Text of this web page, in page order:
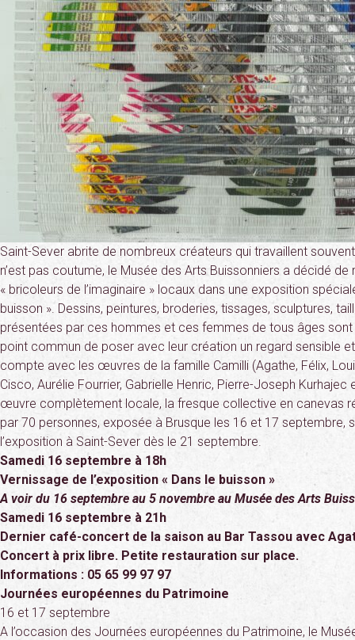
Saint-Sever abrite de nombreux créateurs qui travaillent
n’est pas coutume, le Musée des Arts Buissonniers a décidé
« bricoleurs de l’imaginaire » locaux dans une exposition
buisson ». Dessins, peintures, broderies, tissages, sculptures,
présentées par ces hommes et ces femmes de tous âges
point commun de poser avec leur création un regard sensible
compte avec les œuvres de la famille Camilli (Agathe, Félix,
Cisco, Aurélie Fourrier, Gabrielle Henric, Pierre-Joseph
œuvre complètement locale, la fresque collective en canevas
par 70 personnes, exposée à Brusque les 16 et 17 septembre,
l’exposition à Saint-Sever dès le 21 septembre.
Samedi 16 septembre à 18h
Vernissage de l’exposition « Dans le buisson »
A voir du 16 septembre au 5 novembre au Musée des Arts
Samedi 16 septembre à 21h
Dernier café-concert de la saison au Bar Tassou avec
Concert à prix libre. Petite restauration sur place.
Informations : 05 65 99 97 97
Journées européennes du Patrimoine
16 et 17 septembre
A l’occasion des Journées européennes du Patrimoine, le